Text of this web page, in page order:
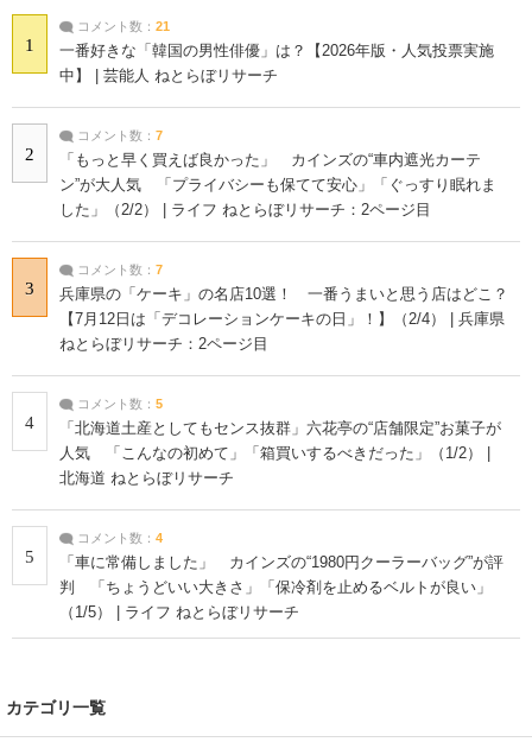
1
コメント数： 21
一番好きな「韓国の男性俳優」は？【2026年版・人気投票実施
中】 | 芸能人 ねとらぼリサーチ
2
コメント数： 7
「もっと早く買えば良かった」 カインズの“車内遮光カーテ
ン”が大人気 「プライバシーも保てて安心」「ぐっすり眠れま
した」（2/2） | ライフ ねとらぼリサーチ：2ページ目
3
コメント数： 7
兵庫県の「ケーキ」の名店10選！ 一番うまいと思う店はどこ？
【7月12日は「デコレーションケーキの日」！】（2/4） | 兵庫県
ねとらぼリサーチ：2ページ目
4
コメント数： 5
「北海道土産としてもセンス抜群」六花亭の“店舗限定”お菓子が
人気 「こんなの初めて」「箱買いするべきだった」（1/2） |
北海道 ねとらぼリサーチ
5
コメント数： 4
「車に常備しました」 カインズの“1980円クーラーバッグ”が評
判 「ちょうどいい大きさ」「保冷剤を止めるベルトが良い」
（1/5） | ライフ ねとらぼリサーチ
カテゴリ一覧